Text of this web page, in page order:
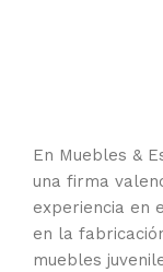
En Muebles &
una firma
experiencia en
en la
muebles